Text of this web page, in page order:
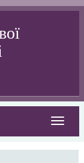
Toggle